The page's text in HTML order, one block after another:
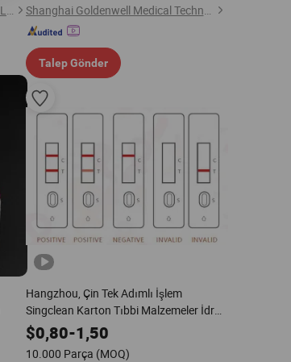
Hebei Rongfeng Foreign Trade Co., Ltd.
Shanghai Goldenwell Medical Technology Co., Ltd.
Talep Gönder
Hangzhou, Çin Tek Adımlı İşlem
Singclean Karton Tıbbi Malzemeler İdrar
Testi Ivd HIV Üretimi
$0,80-1,50
10.000 Parça (MOQ)